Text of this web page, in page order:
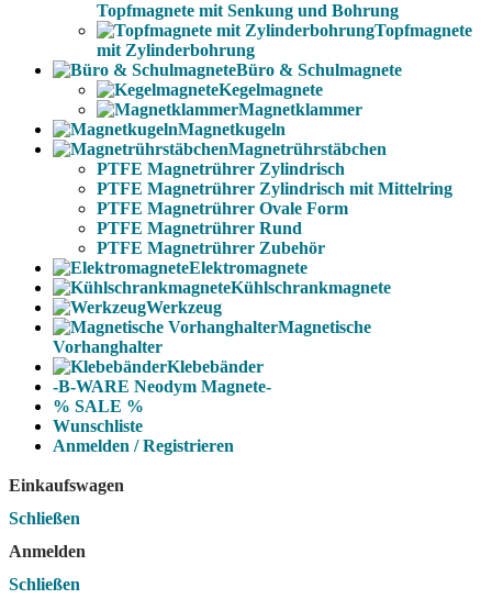
Topfmagnete mit Senkung und Bohrung
Topfmagnete
mit Zylinderbohrung
Büro & Schulmagnete
Kegelmagnete
Magnetklammer
Magnetkugeln
Magnetrührstäbchen
PTFE Magnetrührer Zylindrisch
PTFE Magnetrührer Zylindrisch mit Mittelring
PTFE Magnetrührer Ovale Form
PTFE Magnetrührer Rund
PTFE Magnetrührer Zubehör
Elektromagnete
Kühlschrankmagnete
Werkzeug
Magnetische
Vorhanghalter
Klebebänder
-B-WARE Neodym Magnete-
% SALE %
Wunschliste
Anmelden / Registrieren
Einkaufswagen
Schließen
Anmelden
Schließen